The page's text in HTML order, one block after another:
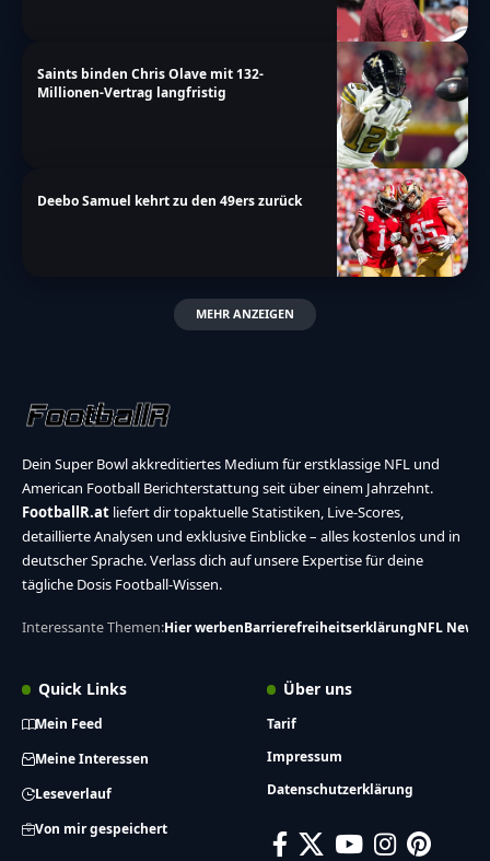
Saints binden Chris Olave mit 132-
Millionen-Vertrag langfristig
Deebo Samuel kehrt zu den 49ers zurück
MEHR ANZEIGEN
Dein Super Bowl akkreditiertes Medium für erstklassige NFL und
American Football Berichterstattung seit über einem Jahrzehnt.
FootballR.at liefert dir topaktuelle Statistiken, Live-Scores,
detaillierte Analysen und exklusive Einblicke – alles kostenlos und in
deutscher Sprache. Verlass dich auf unsere Expertise für deine
tägliche Dosis Football-Wissen.
Interessante Themen:Hier werbenBarrierefreiheitserklärungNFL News
Quick Links
Mein Feed
Meine Interessen
Leseverlauf
Von mir gespeichert
Über uns
Tarif
Impressum
Datenschutzerklärung